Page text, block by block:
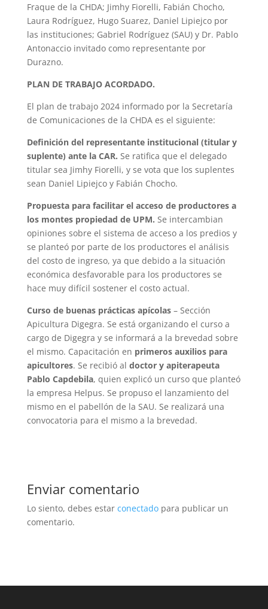
Fraque de la CHDA; Jimhy Fiorelli, Fabián Chocho,
Laura Rodríguez, Hugo Suarez, Daniel Lipiejco por
las instituciones; Gabriel Rodríguez (SAU) y Dr. Pablo
Antonaccio invitado como representante por
Durazno.
PLAN DE TRABAJO ACORDADO.
El plan de trabajo 2024 informado por la Secretaría
de Comunicaciones de la CHDA es el siguiente:
Definición del representante institucional (titular y
suplente) ante la CAR. Se ratifica que el delegado
titular sea Jimhy Fiorelli, y se vota que los suplentes
sean Daniel Lipiejco y Fabián Chocho.
Propuesta para facilitar el acceso de productores a
los montes propiedad de UPM. Se intercambian
opiniones sobre el sistema de acceso a los predios y
se planteó por parte de los productores el análisis
del costo de ingreso, ya que debido a la situación
económica desfavorable para los productores se
hace muy difícil sostener el costo actual.
Curso de buenas prácticas apícolas– Sección
Apicultura Digegra. Se está organizando el curso a
cargo de Digegra y se informará a la brevedad sobre
el mismo. Capacitación en primeros auxilios para
apicultores. Se recibió al doctor y apiterapeuta
Pablo Capdebila, quien explicó un curso que planteó
la empresa Helpus. Se propuso el lanzamiento del
mismo en el pabellón de la SAU. Se realizará una
convocatoria para el mismo a la brevedad.
Enviar comentario
Lo siento, debes estar conectadopara publicar un
comentario.